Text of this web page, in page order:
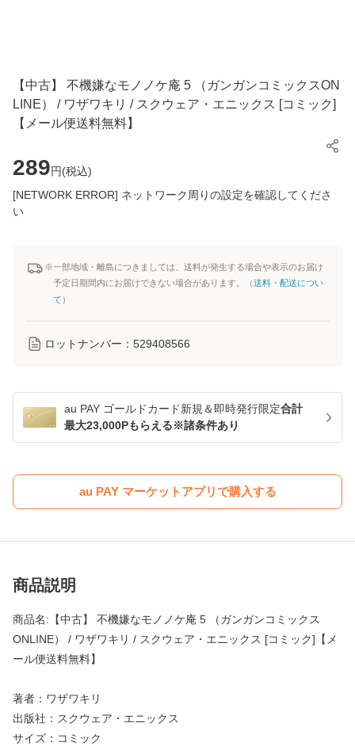
【中古】 不機嫌なモノノケ庵 5 （ガンガンコミックスON
LINE） / ワザワキリ / スクウェア・エニックス [コミック]
【メール便送料無料】
289円(税込)
[NETWORK ERROR] ネットワーク周りの設定を確認してくださ
い
※一部地域・離島につきましては、送料が発生する場合や表示のお届け
予定日期間内にお届けできない場合があります。（送料・配送につい
て ）
ロットナンバー： 529408566
au PAY ゴールドカード新規＆即時発行限定合計
最大23,000Pもらえる※諸条件あり
au PAY マーケットアプリで購入する
商品説明
商品名:【中古】 不機嫌なモノノケ庵 5 （ガンガンコミックス
ONLINE） / ワザワキリ / スクウェア・エニックス [コミック]【メ
ール便送料無料】
著者：ワザワキリ
出版社：スクウェア・エニックス
サイズ：コミック